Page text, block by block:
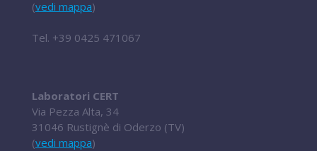
(vedi mappa)
Tel. +39 0425 471067
Laboratori CERT
Via Pezza Alta, 34
31046 Rustignè di Oderzo (TV)
(vedi mappa)